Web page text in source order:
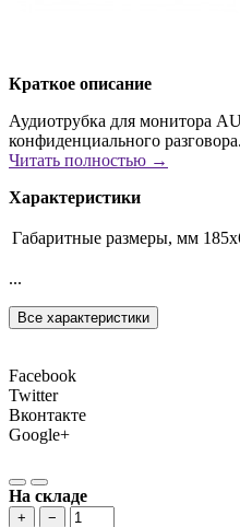
Краткое описание
Аудиотрубка для монитора
конфиденциального
Читать полностью →
Характеристики
Габаритные размеры, мм
...
Все характеристики
Facebook
Twitter
Вконтакте
Google+
На складе
+
−